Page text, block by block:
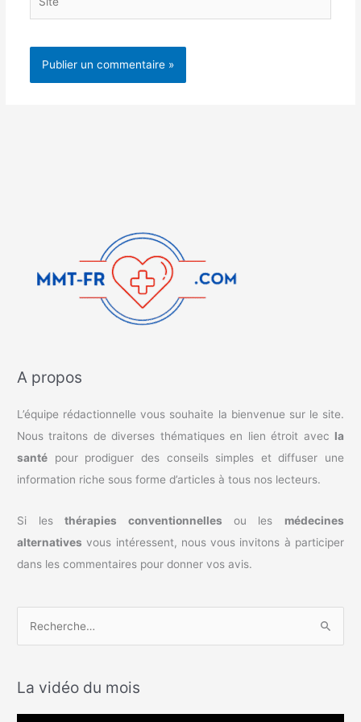
A propos
L’équipe rédactionnelle vous souhaite la bienvenue sur le site.
Nous traitons de diverses thématiques en lien étroit avec la
santé pour prodiguer des conseils simples et diffuser une
information riche sous forme d’articles à tous nos lecteurs.
Si lesthérapies conventionnelles ou les médecines
alternatives vous intéressent, nous vous invitons à participer
dans les commentaires pour donner vos avis.
h
e
La vidéo du mois